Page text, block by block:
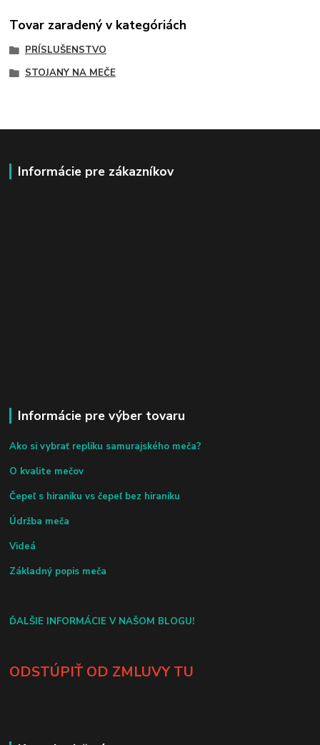
Tovar zaradený v kategóriách
PRÍSLUŠENSTVO
STOJANY NA MEČE
Informácie pre zákazníkov
Informácie pre výber tovaru
Ako si vybrať repliku samurajského meča?
O kvalite mečov
Čepeľ s hiraniku vs čepeľ bez hiraniku
Údržba meča
Videá
Základný popis meča
ĎALŠIE INFORMÁCIE V NAŠOM BLOGU!
ODSTÚPIŤ OD ZMLUVY TU